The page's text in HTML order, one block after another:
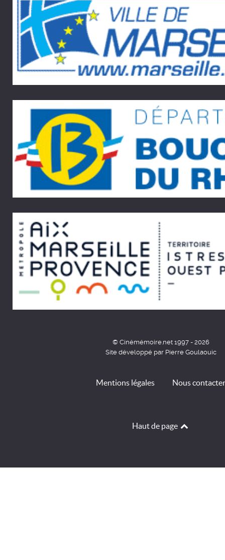
© Cinémémoire.net 1997 - 2026
Site développé par Pierre Goulaouic
Mentions légales Nous contacter
Haut de page